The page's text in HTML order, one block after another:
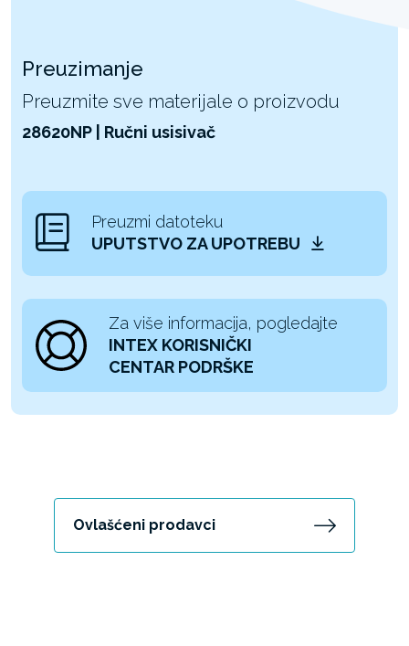
Preuzimanje
Preuzmite sve materijale o proizvodu
28620NP | Ručni usisivač
Preuzmi datoteku
UPUTSTVO ZA UPOTREBU
Za više informacija, pogledajte
INTEX KORISNIČKI
CENTAR PODRŠKE
Ovlašćeni prodavci